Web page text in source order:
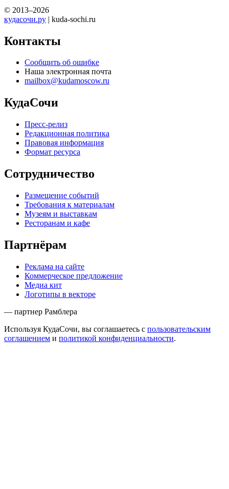
© 2013–2026
кудасочи.ру | kuda-sochi.ru
Контакты
Сообщить об ошибке
Наша электронная почта
mailbox@kudamoscow.ru
КудаСочи
Пресс-релиз
Редакционная политика
Правовая информация
Формат ресурса
Сотрудничество
Размещение событий
Требования к материалам
Музеям и выставкам
Ресторанам и кафе
Партнёрам
Реклама на сайте
Коммерческое предложение
Медиа кит
Логотипы в векторе
— партнер Рамблера
Используя КудаСочи, вы соглашаетесь с пользовательским
соглашением и политикой конфиденциальности.